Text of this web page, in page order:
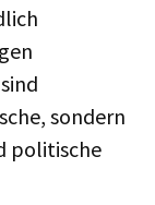
sondern
politische